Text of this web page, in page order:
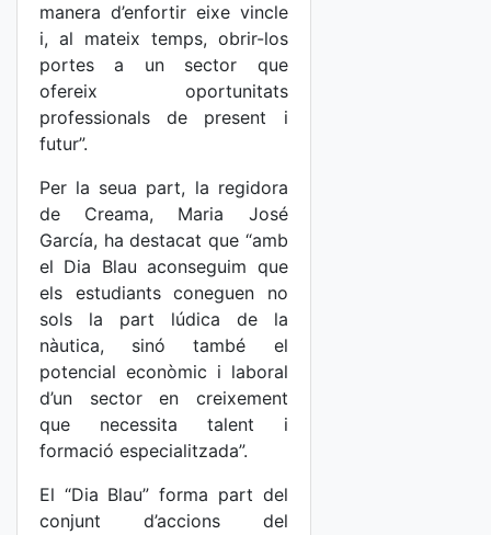
manera d’enfortir eixe vincle
i, al mateix temps, obrir-los
portes a un sector que
ofereix oportunitats
professionals de present i
futur”.
Per la seua part, la regidora
de Creama, Maria José
García, ha destacat que “amb
el Dia Blau aconseguim que
els estudiants coneguen no
sols la part lúdica de la
nàutica, sinó també el
potencial econòmic i laboral
d’un sector en creixement
que necessita talent i
formació especialitzada”.
El “Dia Blau” forma part del
conjunt d’accions del